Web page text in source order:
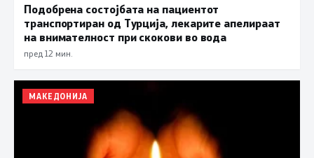
Подобрена состојбата на пациентот
транспортиран од Турција, лекарите апелираат
на внимателност при скокови во вода
пред 12 мин.
МАКЕДОНИЈА